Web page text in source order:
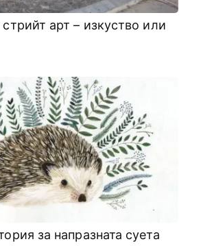
арт – изкуство или
за напразната суета